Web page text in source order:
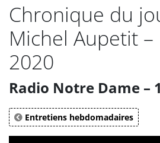
Chronique du
Michel Aupetit –
2020
Radio Notre Dame –
Entretiens hebdomadaires